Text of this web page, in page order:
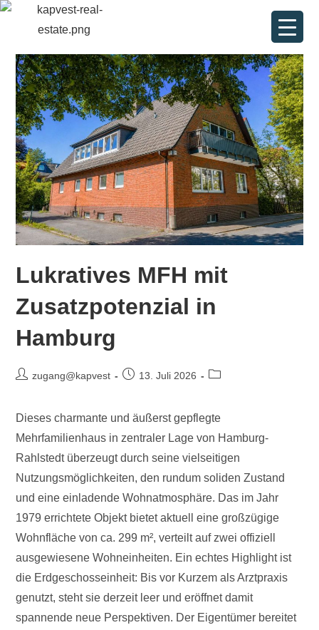
Lukratives MFH mit
Zusatzpotenzial in
Hamburg
zugang@kapvest 13. Juli 2026
Dieses charmante und äußerst gepflegte
Mehrfamilienhaus in zentraler Lage von Hamburg-
Rahlstedt überzeugt durch seine vielseitigen
Nutzungsmöglichkeiten, den rundum soliden Zustand
und eine einladende Wohnatmosphäre. Das im Jahr
1979 errichtete Objekt bietet aktuell eine großzügige
Wohnfläche von ca. 299 m², verteilt auf zwei offiziell
ausgewiesene Wohneinheiten. Ein echtes Highlight ist
die Erdgeschosseinheit: Bis vor Kurzem als Arztpraxis
genutzt, steht sie derzeit leer und eröffnet damit
spannende neue Perspektiven. Der Eigentümer bereitet